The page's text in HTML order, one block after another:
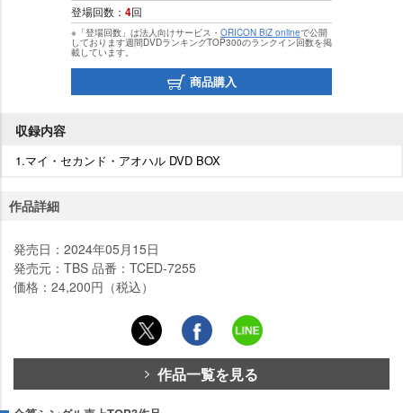
登場回数： 4回
※「登場回数」は法人向けサービス・ ORICON BiZ onlineで公開
しております週間DVDランキングTOP300のランクイン回数を掲
載しています。
商品購入
収録内容
1.マイ・セカンド・アオハル DVD BOX
作品詳細
発売日：2024年05月15日
発売元：TBS 品番：TCED-7255
価格：24,200円（税込）
作品一覧を見る